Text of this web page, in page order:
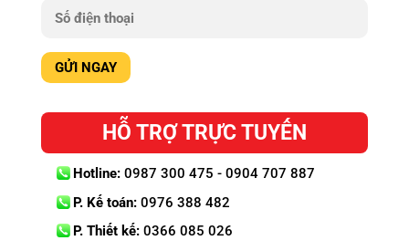
HỖ TRỢ TRỰC TUYẾN
Hotline:0987 300 475 - 0904 707 887
P. Kế toán:0976 388 482
P. Thiết kế:0366 085 026